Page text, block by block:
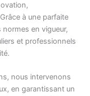
à une parfaite
en vigueur,
et professionnels
nous intervenons
en garantissant un